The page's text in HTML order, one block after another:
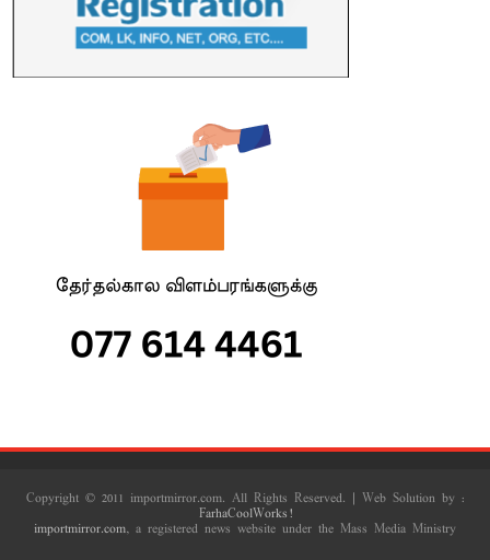
Copyright © 2011 importmirror.com. All Rights Reserved. | Web Solution by :
FarhaCoolWorks!
importmirror.com, a registered news website under the Mass Media Ministry